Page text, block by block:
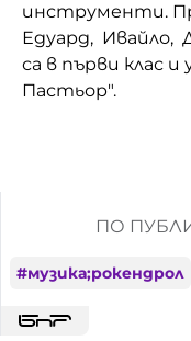
инструменти.
Едуард, Ивайло,
са в първи клас
Пастьор".
ПО
#музика;рокендрол